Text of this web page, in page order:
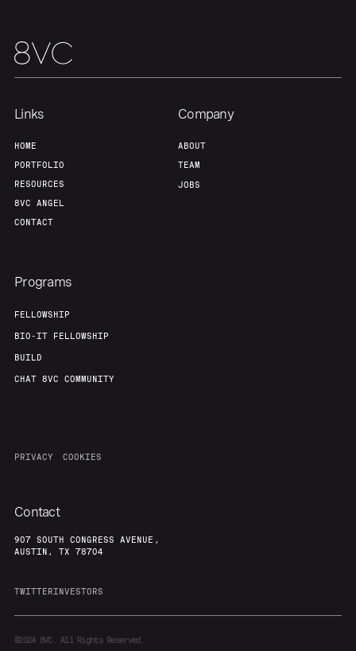
Portfolio
About Build
Our Thesis Jobs
Team
Links
HOME
PORTFOLIO
RESOURCES
8VC ANGEL
CONTACT
Company
ABOUT
TEAM
JOBS
Programs
FELLOWSHIP
BIO-IT FELLOWSHIP
BUILD
CHAT 8VC COMMUNITY
PRIVACY COOKIES
Contact
907 SOUTH CONGRESS AVENUE,
AUSTIN, TX 78704
TWITTERINVESTORS
©20248VC. All Rights Reserved.